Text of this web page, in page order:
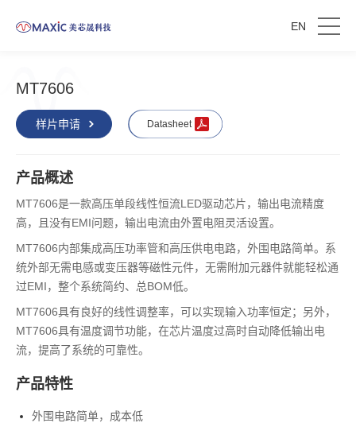
EN
MT7606
样片申请 Datasheet
产品概述
MT7606是一款高压单段线性恒流LED驱动芯片，输出电流精度
高，且没有EMI问题，输出电流由外置电阻灵活设置。
MT7606内部集成高压功率管和高压供电电路，外围电路简单。系
统外部无需电感或变压器等磁性元件，无需附加元器件就能轻松通
过EMI，整个系统简约、总BOM低。
MT7606具有良好的线性调整率，可以实现输入功率恒定；另外，
MT7606具有温度调节功能，在芯片温度过高时自动降低输出电
流，提高了系统的可靠性。
产品特性
外围电路简单，成本低